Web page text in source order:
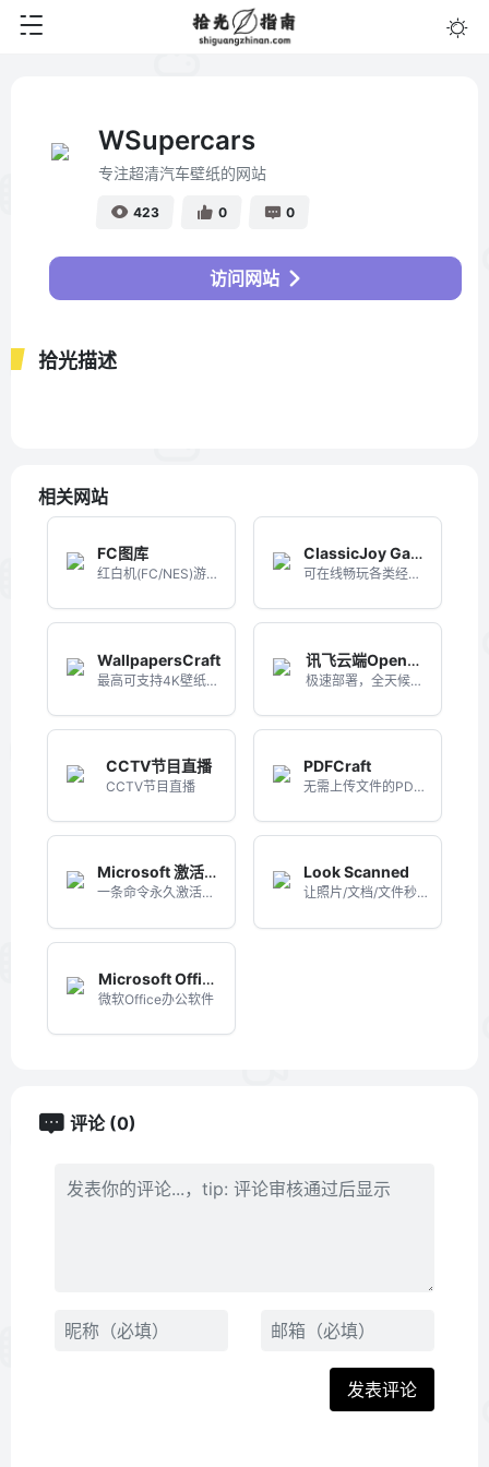
WSupercars
专注超清汽车壁纸的网站
423 0 0
访问网站
拾光描述
相关网站
FC图库
红白机(FC/NES)游戏资源下载的知名老站
ClassicJoy Games
可在线畅玩各类经典游戏的网站
WallpapersCraft
最高可支持4K壁纸下载的综合壁纸网站
讯飞云端OpenClaw
极速部署，全天候在线服务
CCTV节目直播
CCTV节目直播
PDFCraft
无需上传文件的PDF全能工具箱
Microsoft 激活脚本（MAS）
一条命令永久激活win8/10/11
Look Scanned
让照片/文档/文件秒变扫描件的网站
Microsoft Office 精简版
微软Office办公软件
评论 (0)
发表评论